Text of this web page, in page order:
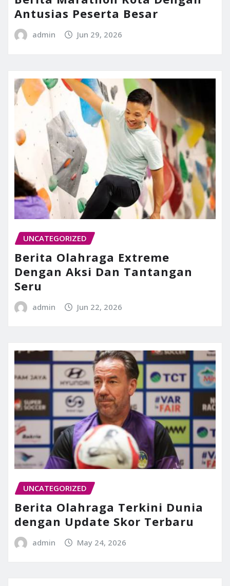
Antusias Peserta Besar
admin Jun 29, 2026
UNCATEGORIZED
Berita Olahraga Extreme
Dengan Aksi Dan Tantangan
Seru
admin Jun 22, 2026
UNCATEGORIZED
Berita Olahraga Terkini Dunia
dengan Update Skor Terbaru
admin May 24, 2026